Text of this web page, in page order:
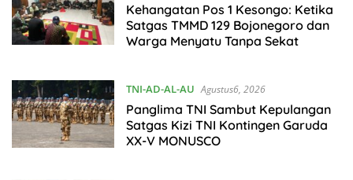
Kehangatan Pos 1 Kesongo: Ketika
Satgas TMMD 129 Bojonegoro dan
Warga Menyatu Tanpa Sekat
TNI-AD-AL-AU Agustus6, 2026
Panglima TNI Sambut Kepulangan
Satgas Kizi TNI Kontingen Garuda
XX-V MONUSCO